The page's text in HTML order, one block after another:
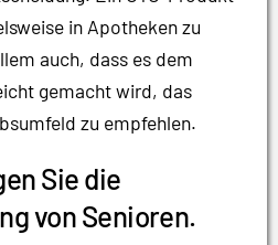
in Apotheken zu
auch, dass es dem
gemacht wird, das
zu empfehlen.
Sie die
von Senioren.